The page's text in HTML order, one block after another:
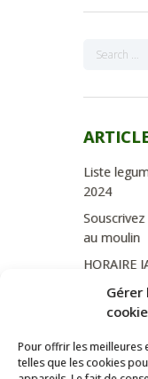
Gérer
Pour offrir les meilleures
telles que les cookies
Liste
2024
au moulin
HORAIRE
Soutien
JOURNEE